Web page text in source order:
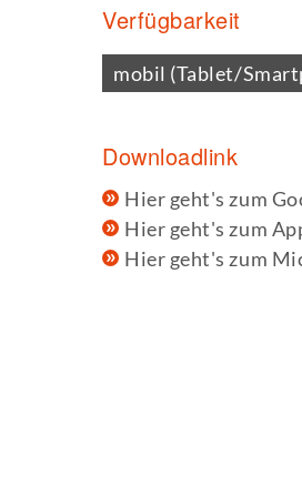
Verfügbarkeit
mobil (Tablet/
Downloadlink
Hier geht's zum
Hier geht's zum
Hier geht's zum